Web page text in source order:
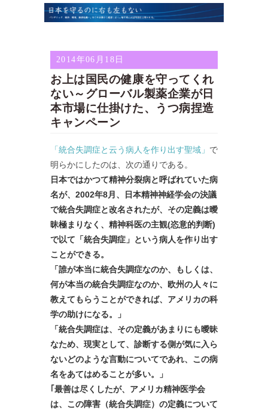
2014年06月18日
お上は国民の健康を守ってくれ
ない～グローバル製薬企業が日
本市場に仕掛けた、うつ病捏造
キャンペーン
「統合失調症と云う病人を作り出す聖域」 で
明らかにしたのは、次の通りである。
日本ではかつて精神分裂病と呼ばれていた病
名が、2002年8月、日本精神神経学会の決議
で統合失調症と改名されたが、その定義は曖
昧極まりなく、精神科医の主観(恣意的判断)
で以て「統合失調症」という病人を作り出す
ことができる。
「誰が本当に統合失調症なのか、もしくは、
何が本当の統合失調症なのか、欧州の人々に
教えてもらうことができれば、アメリカの科
学の助けになる。」
「統合失調症は、その定義があまりにも曖昧
なため、現実として、診断する側が気に入ら
ないどのような言動についてであれ、この病
名をあてはめることが多い。」
｢最善は尽くしたが、アメリカ精神医学会
は、この障害（統合失調症）の定義について